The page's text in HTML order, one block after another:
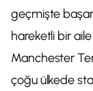
geçmişte
hareketli bir
Manchester
çoğu ülkede